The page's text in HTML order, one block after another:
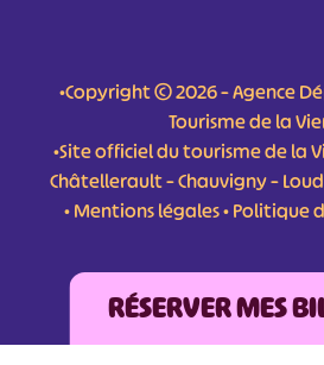
•Copyright © 2026 – Agence
Tourisme de la
•Site officiel du tourisme de la
Châtellerault – Chauvigny –
•Mentions légales•Politique
RÉSERVER MES